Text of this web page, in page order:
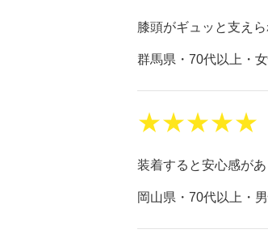
膝頭がギュッと支え
群馬県・70代以上・
★★★★★
装着すると安心感が
岡山県・70代以上・